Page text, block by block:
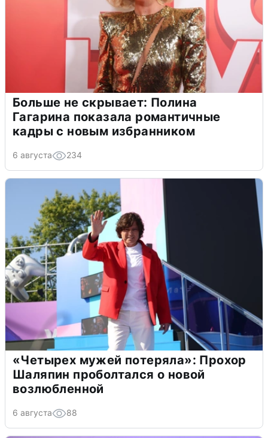
Больше не скрывает: Полина
Гагарина показала романтичные
кадры с новым избранником
6 августа 234
«Четырех мужей потеряла»: Прохор
Шаляпин проболтался о новой
возлюбленной
6 августа 88